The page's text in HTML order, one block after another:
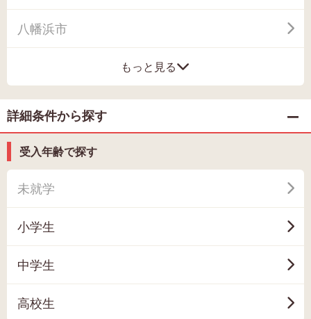
八幡浜市
もっと見る
詳細条件から探す
受入年齢で探す
未就学
小学生
中学生
高校生